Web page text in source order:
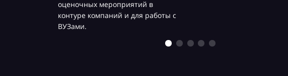
оценочных мероприятий в
контуре компаний и для работы с
ВУЗами.